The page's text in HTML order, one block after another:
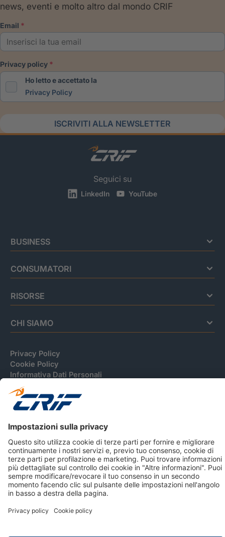
news, eventi e molto altro dal mondo CRIF
email
privacy policy
Ho letto e accettato la
Privacy Policy
ISCRIVITI ALLA NEWSLETTER
Seguici su
LinkedIn YouTube
BUSINESS
CONSUMATORI
RISORSE
CHI SIAMO
Privacy Policy
Cookie Policy
Informativa Dati Personali
CRIF Business Ethics
Accessibilità
Informativa Privacy Relativa Al Sistema Di Informazioni
© 2026 CRIF S.p.A. Tutti i diritti riservati.
Via della Beverara, 21 / 40131 Bologna / Italy Cap. Soc.
sottoscritto € 51.941.235,00 di cui versato € 51.806.190,00 |
R.E.A. n° 410952 | Reg. Impr. Bo, C.F. e P.IVA 02083271201
CRIBIS Holding S.r.l., Società con unico socio